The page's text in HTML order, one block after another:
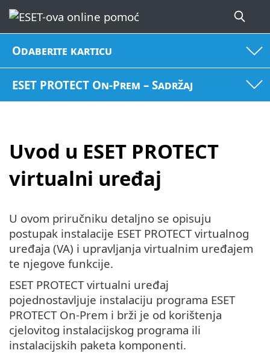
Odaberite karticu
ESET PROTECT On-Prem – Sadržaj
Uvod u ESET PROTECT
virtualni uređaj
U ovom priručniku detaljno se opisuju
postupak instalacije ESET PROTECT virtualnog
uređaja (VA) i upravljanja virtualnim uređajem
te njegove funkcije.
ESET PROTECT virtualni uređaj
pojednostavljuje instalaciju programa ESET
PROTECT On-Prem i brži je od korištenja
cjelovitog instalacijskog programa ili
instalacijskih paketa komponenti.